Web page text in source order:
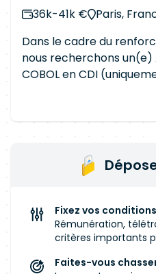
36k-41k €
Paris,
Dans le cadre du
nous recherchons
COBOL en CDI
d'experts Mainframe et
d'applications métiers
maintenance d'un
valeur ajoutée, au sein
Mainframe et ouverture
missions Rattaché(e)
Domaine SI, vous
cycle de vie des
Fixez vos conditions
Rémunération,
critères importants
Faites-vous